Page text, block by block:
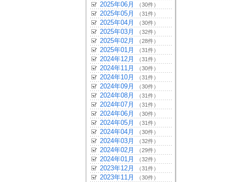
2025年06月 （30件）
2025年05月 （31件）
2025年04月 （30件）
2025年03月 （32件）
2025年02月 （28件）
2025年01月 （31件）
2024年12月 （31件）
2024年11月 （30件）
2024年10月 （31件）
2024年09月 （30件）
2024年08月 （31件）
2024年07月 （31件）
2024年06月 （30件）
2024年05月 （31件）
2024年04月 （30件）
2024年03月 （32件）
2024年02月 （29件）
2024年01月 （32件）
2023年12月 （31件）
2023年11月 （30件）